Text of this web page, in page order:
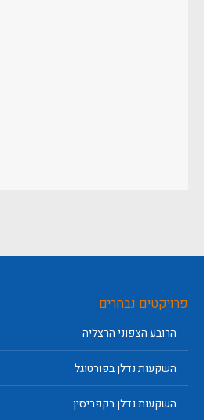
פרויקטים נבחרים
הרובע הצפוני הרצליה
השקעות נדלן בפורטוגל
השקעות נדלן בקפריסין